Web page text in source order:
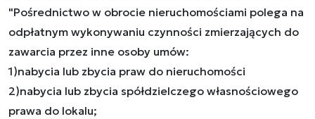
"Pośrednictwo w obrocie nieruchomościami polega na
odpłatnym wykonywaniu czynności zmierzających do
zawarcia przez inne osoby umów:
1)nabycia lub zbycia praw do nieruchomości
2)nabycia lub zbycia spółdzielczego własnościowego
prawa do lokalu;